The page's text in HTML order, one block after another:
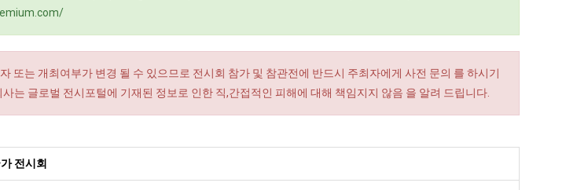
또는 개최여부가 변경 될 수 있으므로 전시회 참가 및 참관전에 반드시 주최자에게 사전 문의 를 하시기
는 글로벌 전시포털에 기재된 정보로 인한 직,간접적인 피해에 대해 책임지지 않음 을 알려 드립니다.
전시회